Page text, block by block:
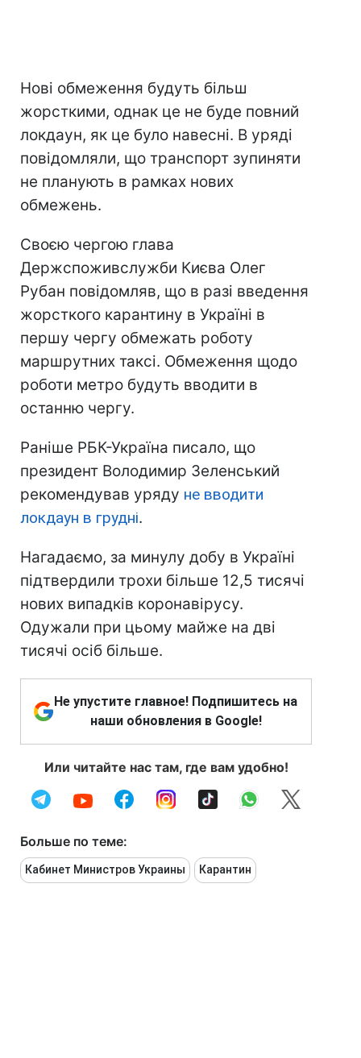
Нові обмеження будуть більш
жорсткими, однак це не буде повний
локдаун, як це було навесні. В уряді
повідомляли, що транспорт зупиняти
не планують в рамках нових
обмежень.
Своєю чергою глава
Держспоживслужби Києва Олег
Рубан повідомляв, що в разі введення
жорсткого карантину в Україні в
першу чергу обмежать роботу
маршрутних таксі. Обмеження щодо
роботи метро будуть вводити в
останню чергу.
Раніше РБК-Україна писало, що
президент Володимир Зеленський
рекомендував уряду не вводити
локдаун в грудні.
Нагадаємо, за минулу добу в Україні
підтвердили трохи більше 12,5 тисячі
нових випадків коронавірусу.
Одужали при цьому майже на дві
тисячі осіб більше.
Не упустите главное! Подпишитесь на
наши обновления в Google!
Или читайте нас там, где вам удобно!
Больше по теме:
Кабинет Министров Украины Карантин